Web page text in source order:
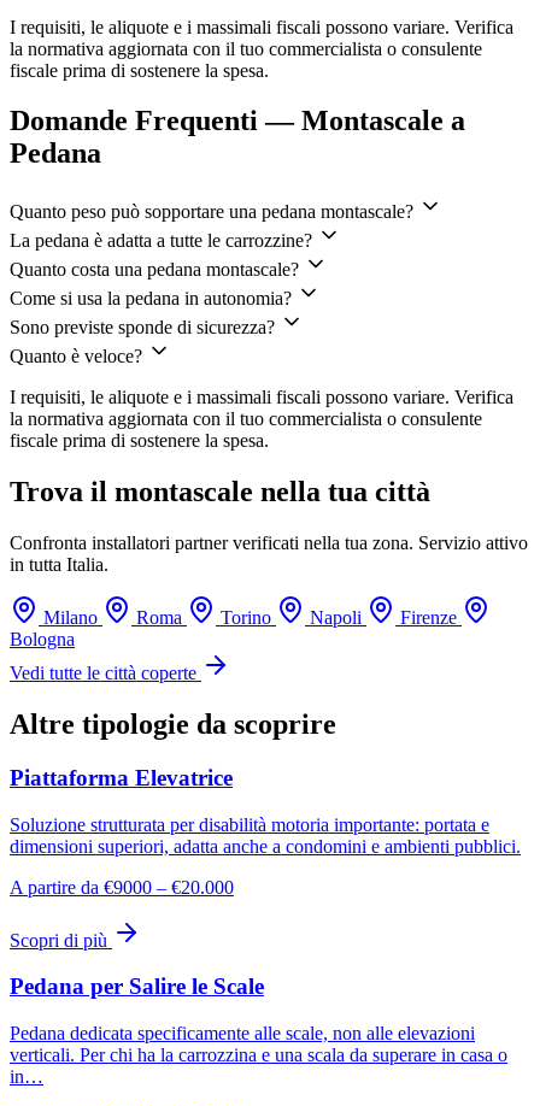
I requisiti, le aliquote e i massimali fiscali possono variare. Verifica
la normativa aggiornata con il tuo commercialista o consulente
fiscale prima di sostenere la spesa.
Domande Frequenti — Montascale a
Pedana
Quanto peso può sopportare una pedana montascale?
La pedana è adatta a tutte le carrozzine?
Quanto costa una pedana montascale?
Come si usa la pedana in autonomia?
Sono previste sponde di sicurezza?
Quanto è veloce?
I requisiti, le aliquote e i massimali fiscali possono variare. Verifica
la normativa aggiornata con il tuo commercialista o consulente
fiscale prima di sostenere la spesa.
Trova il montascale nella tua città
Confronta installatori partner verificati nella tua zona. Servizio attivo
in tutta Italia.
Milano Roma Torino Napoli
Firenze
Bologna
Vedi tutte le città coperte
Altre tipologie da scoprire
Piattaforma Elevatrice
Soluzione strutturata per disabilità motoria importante: portata e
dimensioni superiori, adatta anche a condomini e ambienti pubblici.
A partire da €9000 – €20.000
Scopri di più
Pedana per Salire le Scale
Pedana dedicata specificamente alle scale, non alle elevazioni
verticali. Per chi ha la carrozzina e una scala da superare in casa o
in…